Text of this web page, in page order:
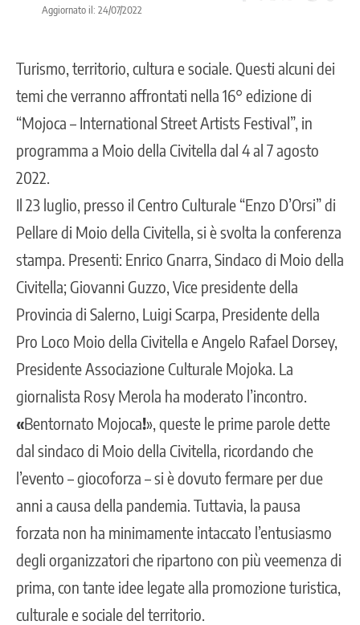
Aggiornato il: 24/07/2022
Turismo, territorio, cultura e sociale. Questi alcuni dei
temi che verranno affrontati nella 16° edizione di
“Mojoca – International Street Artists Festival”, in
programma a Moio della Civitella dal 4 al 7 agosto
2022.
Il 23 luglio, presso il Centro Culturale “Enzo D’Orsi” di
Pellare di Moio della Civitella, si è svolta la conferenza
stampa. Presenti: Enrico Gnarra, Sindaco di Moio della
Civitella; Giovanni Guzzo, Vice presidente della
Provincia di Salerno, Luigi Scarpa, Presidente della
Pro Loco Moio della Civitella e Angelo Rafael Dorsey,
Presidente Associazione Culturale Mojoka. La
giornalista Rosy Merola ha moderato l’incontro.
«Bentornato Mojoca!», queste le prime parole dette
dal sindaco di Moio della Civitella, ricordando che
l’evento – giocoforza – si è dovuto fermare per due
anni a causa della pandemia. Tuttavia, la pausa
forzata non ha minimamente intaccato l’entusiasmo
degli organizzatori che ripartono con più veemenza di
prima, con tante idee legate alla promozione turistica,
culturale e sociale del territorio.